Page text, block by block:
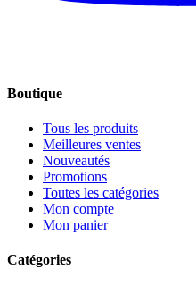
Boutique
Tous les produits
Meilleures ventes
Nouveautés
Promotions
Toutes les catégories
Mon compte
Mon panier
Catégories